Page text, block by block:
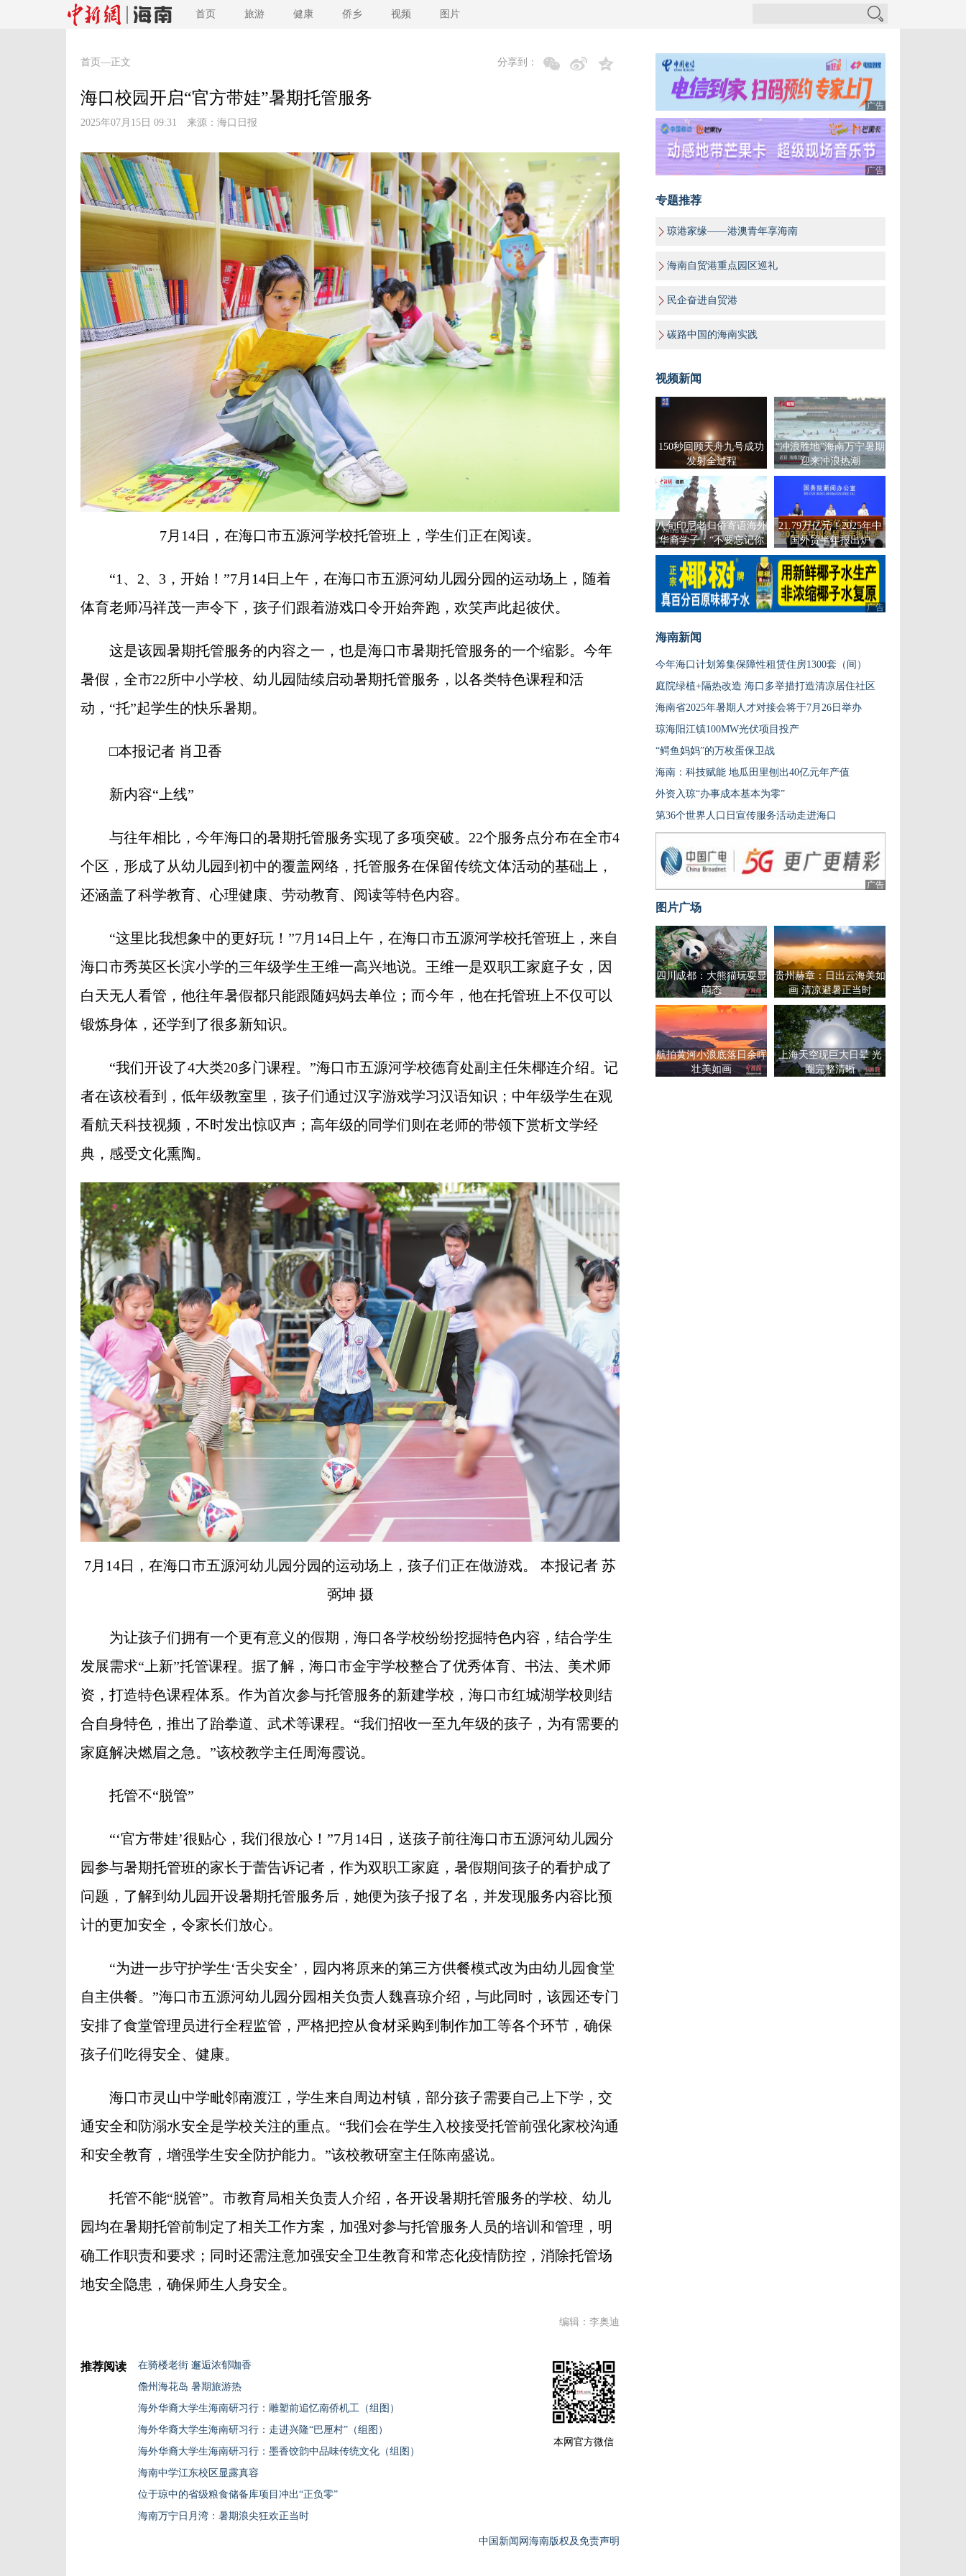
首页 旅游 健康 侨乡 视频 图片
首页 —正文 分享到：
海口校园开启“官方带娃”暑期托管服务
2025年07月15日 09:31 来源： 海口日报
7月14日，在海口市五源河学校托管班上，学生们正在阅读。
“1、2、3，开始！”7月14日上午，在海口市五源河幼儿园分园的运动场上，随着
体育老师冯祥茂一声令下，孩子们跟着游戏口令开始奔跑，欢笑声此起彼伏。
这是该园暑期托管服务的内容之一，也是海口市暑期托管服务的一个缩影。今年
暑假，全市22所中小学校、幼儿园陆续启动暑期托管服务，以各类特色课程和活
动，“托”起学生的快乐暑期。
□本报记者 肖卫香
新内容“上线”
与往年相比，今年海口的暑期托管服务实现了多项突破。22个服务点分布在全市4
个区，形成了从幼儿园到初中的覆盖网络，托管服务在保留传统文体活动的基础上，
还涵盖了科学教育、心理健康、劳动教育、阅读等特色内容。
“这里比我想象中的更好玩！”7月14日上午，在海口市五源河学校托管班上，来自
海口市秀英区长滨小学的三年级学生王维一高兴地说。王维一是双职工家庭子女，因
白天无人看管，他往年暑假都只能跟随妈妈去单位；而今年，他在托管班上不仅可以
锻炼身体，还学到了很多新知识。
“我们开设了4大类20多门课程。”海口市五源河学校德育处副主任朱椰连介绍。记
者在该校看到，低年级教室里，孩子们通过汉字游戏学习汉语知识；中年级学生在观
看航天科技视频，不时发出惊叹声；高年级的同学们则在老师的带领下赏析文学经
典，感受文化熏陶。
7月14日，在海口市五源河幼儿园分园的运动场上，孩子们正在做游戏。 本报记者 苏
弼坤 摄
为让孩子们拥有一个更有意义的假期，海口各学校纷纷挖掘特色内容，结合学生
发展需求“上新”托管课程。据了解，海口市金宇学校整合了优秀体育、书法、美术师
资，打造特色课程体系。作为首次参与托管服务的新建学校，海口市红城湖学校则结
合自身特色，推出了跆拳道、武术等课程。“我们招收一至九年级的孩子，为有需要的
家庭解决燃眉之急。”该校教学主任周海霞说。
托管不“脱管”
“‘官方带娃’很贴心，我们很放心！”7月14日，送孩子前往海口市五源河幼儿园分
园参与暑期托管班的家长于蕾告诉记者，作为双职工家庭，暑假期间孩子的看护成了
问题，了解到幼儿园开设暑期托管服务后，她便为孩子报了名，并发现服务内容比预
计的更加安全，令家长们放心。
“为进一步守护学生‘舌尖安全’，园内将原来的第三方供餐模式改为由幼儿园食堂
自主供餐。”海口市五源河幼儿园分园相关负责人魏喜琼介绍，与此同时，该园还专门
安排了食堂管理员进行全程监管，严格把控从食材采购到制作加工等各个环节，确保
孩子们吃得安全、健康。
海口市灵山中学毗邻南渡江，学生来自周边村镇，部分孩子需要自己上下学，交
通安全和防溺水安全是学校关注的重点。“我们会在学生入校接受托管前强化家校沟通
和安全教育，增强学生安全防护能力。”该校教研室主任陈南盛说。
托管不能“脱管”。市教育局相关负责人介绍，各开设暑期托管服务的学校、幼儿
园均在暑期托管前制定了相关工作方案，加强对参与托管服务人员的培训和管理，明
确工作职责和要求；同时还需注意加强安全卫生教育和常态化疫情防控，消除托管场
地安全隐患，确保师生人身安全。
编辑：李奥迪
推荐阅读
在骑楼老街 邂逅浓郁咖香
儋州海花岛 暑期旅游热
海外华裔大学生海南研习行：雕塑前追忆南侨机工（组图）
海外华裔大学生海南研习行：走进兴隆“巴厘村”（组图）
海外华裔大学生海南研习行：墨香饺韵中品味传统文化（组图）
海南中学江东校区显露真容
位于琼中的省级粮食储备库项目冲出“正负零”
海南万宁日月湾：暑期浪尖狂欢正当时
本网官方微信
中国新闻网海南版权及免责声明
广告
广告
专题推荐
琼港家缘——港澳青年享海南
海南自贸港重点园区巡礼
民企奋进自贸港
碳路中国的海南实践
视频新闻
150秒回顾天舟九号成功
发射全过程
“冲浪胜地”海南万宁暑期
迎来冲浪热潮
八旬印尼老归侨寄语海外
华裔学子：“不要忘记你
们的根还是在中国”
21.79万亿元！2025年中
国外贸半年报出炉
广告
海南新闻
今年海口计划筹集保障性租赁住房1300套（间）
庭院绿植+隔热改造 海口多举措打造清凉居住社区
海南省2025年暑期人才对接会将于7月26日举办
琼海阳江镇100MW光伏项目投产
“鳄鱼妈妈”的万枚蛋保卫战
海南：科技赋能 地瓜田里刨出40亿元年产值
外资入琼“办事成本基本为零”
第36个世界人口日宣传服务活动走进海口
广告
图片广场
四川成都：大熊猫玩耍显
萌态
贵州赫章：日出云海美如
画 清凉避暑正当时
航拍黄河小浪底落日余晖
壮美如画
上海天空现巨大日晕 光
圈完整清晰